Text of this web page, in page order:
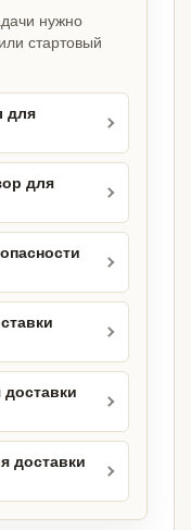
нужно
стартовый
для
для
доставки